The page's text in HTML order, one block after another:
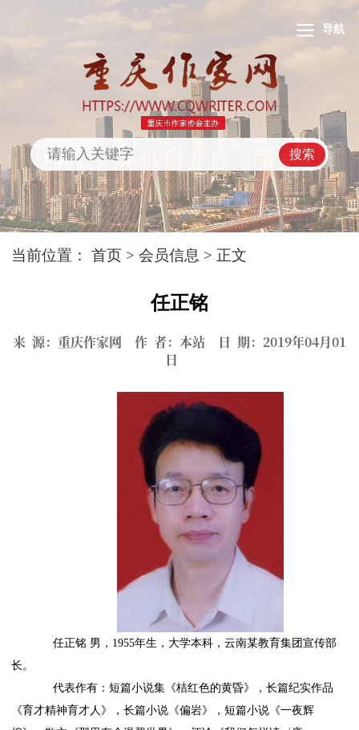
导航
搜索
当前位置：首页 >会员信息 > 正文
任正铭
来 源：重庆作家网 作 者：本站 日 期：2019年04月01
日
任正铭 男，1955年生，大学本科，云南某教育集团宣传部
长。
代表作有：短篇小说集《桔红色的黄昏》，长篇纪实作品
《育才精神育才人》，长篇小说《偏岩》，短篇小说《一夜辉